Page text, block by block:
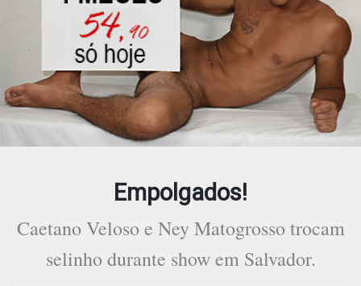
Empolgados!
Caetano Veloso e Ney Matogrosso trocam
selinho durante show em Salvador.